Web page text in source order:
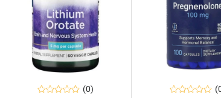
(0)